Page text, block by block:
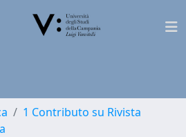
1 Contributo su Rivista